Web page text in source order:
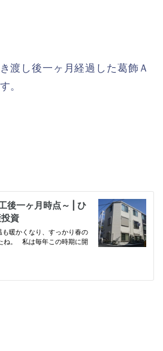
渡し後一ヶ月経過した葛飾Ａ
。